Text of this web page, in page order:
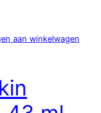
aan winkelwagen